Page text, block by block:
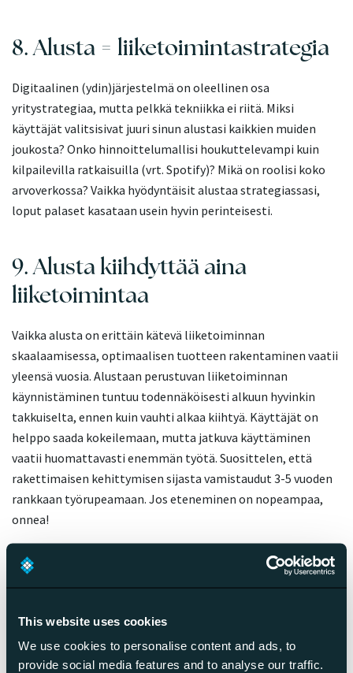
This website uses cookies
We use cookies to personalise content and ads, to
provide social media features and to analyse our traffic.
8. Alusta = liiketoimintastrategia
Digitaalinen (ydin)järjestelmä on oleellinen osa
yritystrategiaa, mutta pelkkä tekniikka ei riitä. Miksi
käyttäjät valitsisivat juuri sinun alustasi kaikkien muiden
joukosta? Onko hinnoittelumallisi houkuttelevampi kuin
kilpailevilla ratkaisuilla (vrt. Spotify)? Mikä on roolisi koko
arvoverkossa? Vaikka hyödyntäisit alustaa strategiassasi,
loput palaset kasataan usein hyvin perinteisesti.
9. Alusta kiihdyttää aina
liiketoimintaa
Vaikka alusta on erittäin kätevä liiketoiminnan
skaalaamisessa, optimaalisen tuotteen rakentaminen vaatii
yleensä vuosia. Alustaan perustuvan liiketoiminnan
käynnistäminen tuntuu todennäköisesti alkuun hyvinkin
takkuiselta, ennen kuin vauhti alkaa kiihtyä. Käyttäjät on
helppo saada kokeilemaan, mutta jatkuva käyttäminen
vaatii huomattavasti enemmän työtä. Suosittelen, että
rakettimaisen kehittymisen sijasta vamistaudut 3-5 vuoden
rankkaan työrupeamaan. Jos eteneminen on nopeampaa,
onnea!
10. Alustan on oltava avoin
Vaikka menestyksekkäissä digitaalisissa
liiketoimintakonsepteissa on usein avoimuutta, on